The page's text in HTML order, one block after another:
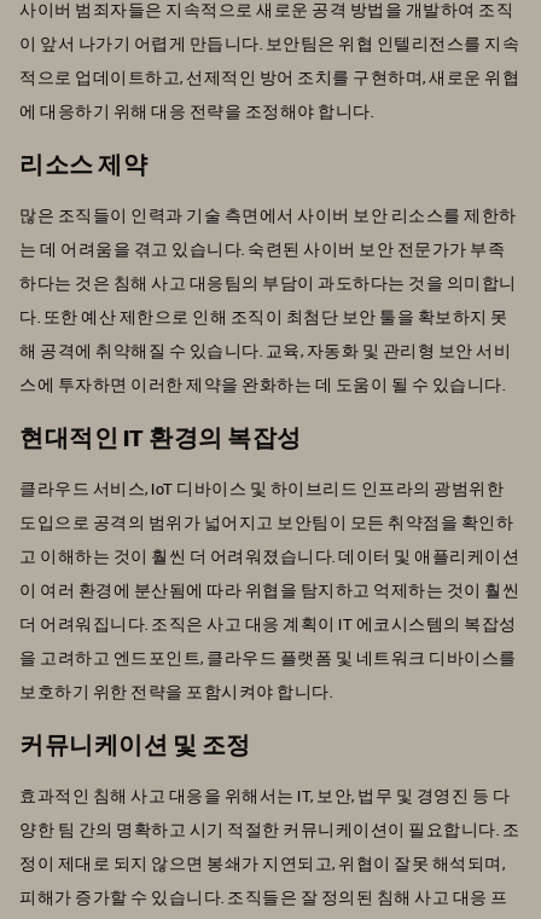
사이버 범죄자들은 지속적으로 새로운 공격 방법을 개발하여 조직
이 앞서 나가기 어렵게 만듭니다. 보안팀은 위협 인텔리전스를 지속
적으로 업데이트하고, 선제적인 방어 조치를 구현하며, 새로운 위협
에 대응하기 위해 대응 전략을 조정해야 합니다.
리소스 제약
많은 조직들이 인력과 기술 측면에서 사이버 보안 리소스를 제한하
는 데 어려움을 겪고 있습니다. 숙련된 사이버 보안 전문가가 부족
하다는 것은 침해 사고 대응팀의 부담이 과도하다는 것을 의미합니
다. 또한 예산 제한으로 인해 조직이 최첨단 보안 툴을 확보하지 못
해 공격에 취약해질 수 있습니다. 교육, 자동화 및 관리형 보안 서비
스에 투자하면 이러한 제약을 완화하는 데 도움이 될 수 있습니다.
현대적인 IT 환경의 복잡성
클라우드 서비스, IoT 디바이스 및 하이브리드 인프라의 광범위한
도입으로 공격의 범위가 넓어지고 보안팀이 모든 취약점을 확인하
고 이해하는 것이 훨씬 더 어려워졌습니다. 데이터 및 애플리케이션
이 여러 환경에 분산됨에 따라 위협을 탐지하고 억제하는 것이 훨씬
더 어려워집니다. 조직은 사고 대응 계획이 IT 에코시스템의 복잡성
을 고려하고 엔드포인트, 클라우드 플랫폼 및 네트워크 디바이스를
보호하기 위한 전략을 포함시켜야 합니다.
커뮤니케이션 및 조정
효과적인 침해 사고 대응을 위해서는 IT, 보안, 법무 및 경영진 등 다
양한 팀 간의 명확하고 시기 적절한 커뮤니케이션이 필요합니다. 조
정이 제대로 되지 않으면 봉쇄가 지연되고, 위협이 잘못 해석되며,
피해가 증가할 수 있습니다. 조직들은 잘 정의된 침해 사고 대응 프